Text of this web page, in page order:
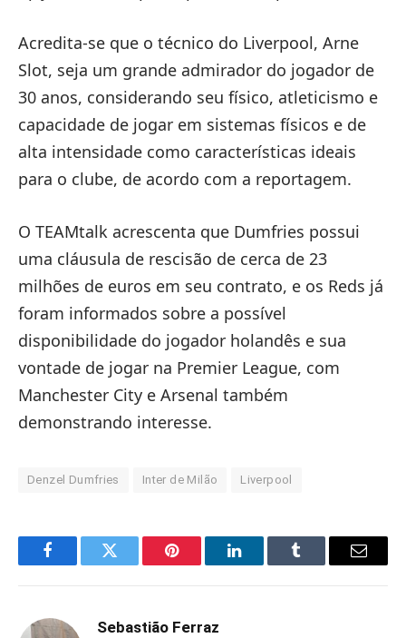
Acredita-se que o técnico do Liverpool, Arne
Slot, seja um grande admirador do jogador de
30 anos, considerando seu físico, atleticismo e
capacidade de jogar em sistemas físicos e de
alta intensidade como características ideais
para o clube, de acordo com a reportagem.
O TEAMtalk acrescenta que Dumfries possui
uma cláusula de rescisão de cerca de 23
milhões de euros em seu contrato, e os Reds já
foram informados sobre a possível
disponibilidade do jogador holandês e sua
vontade de jogar na Premier League, com
Manchester City e Arsenal também
demonstrando interesse.
Denzel Dumfries Inter de Milão Liverpool
FacebookTwitter Pinterest LinkedInTumblr Email
Sebastião Ferraz